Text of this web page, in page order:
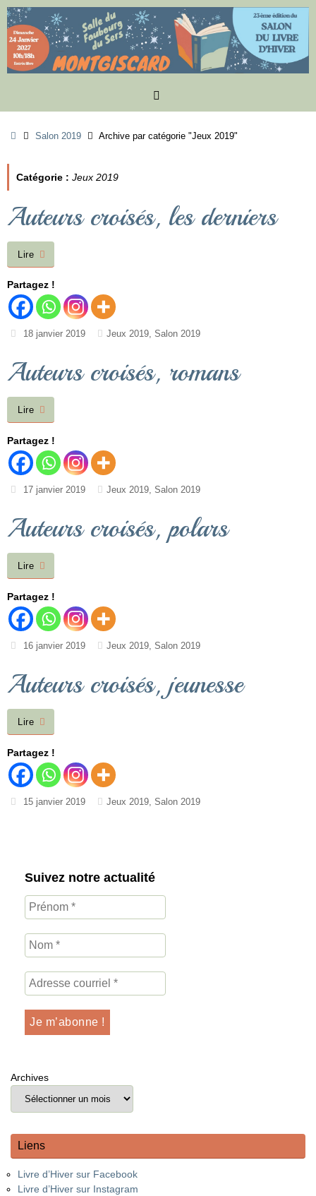
Passer
au
contenu
AccueilSalon 2019 Archive par catégorie "Jeux 2019"
Catégorie : Jeux 2019
Auteurs croisés, les derniers
Lire
Partagez !
18 janvier 2019 Jeux 2019,Salon 2019
Auteurs croisés, romans
Lire
Partagez !
17 janvier 2019 Jeux 2019,Salon 2019
Auteurs croisés, polars
Lire
Partagez !
16 janvier 2019 Jeux 2019,Salon 2019
Auteurs croisés, jeunesse
Lire
Partagez !
15 janvier 2019 Jeux 2019,Salon 2019
Suivez notre actualité
Archives
Liens
Livre d’Hiver sur Facebook
Livre d’Hiver sur Instagram